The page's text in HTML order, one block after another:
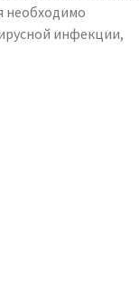
необходимо
инфекции,